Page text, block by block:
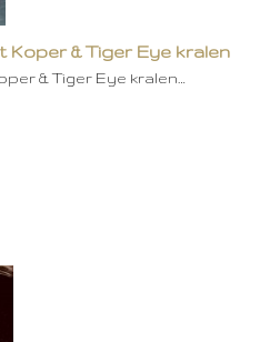
Koper & Tiger Eye kralen
& Tiger Eye kralen…